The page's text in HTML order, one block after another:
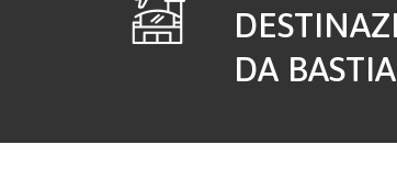
DA BASTIA